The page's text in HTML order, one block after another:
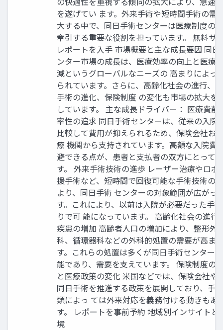
を遂げてい ます。外来手術や短時間手術の需
大する中で、同日手術センターは医療制度の
牽引する重要な役割を担っています。 無料サ
レポートを入手 市場概要と主な成長要因 同日
ンター市場の成長は、医療効率の向上と医療
減というグローバルなニーズの 高まりによっ
られています。さらに、高齢化社会の進行、
手術の進化、保険制度 の変化も市場の拡大を
しています。 主な成長ドライバー： 医療費削
率性の追求 同日手術センターは、従来の入院
比較して費用が抑えられるため、保険会社お
療 機関から支持されています。高額な入院費
避できる点が、患者と支払者の双方にとって
す。 外来手術技術の進歩 レーザー治療やロボ
援手術など、短時間で回復可能な手術技術の
より、同日手術 センターの対象範囲が広がっ
す。これにより、以前は入院が必要だった手
りで可 能になっています。 高齢化社会の進行
疾患の増加 高齢者人口の増加により、整形外
科、循環器科などの外科的処置の需要が高ま
す。これらの処置は多くが同日手術センター
能であり、需要を支えています。 保険制度の
と医療政策の変化 米国などでは、保険会社や
同日手術を推進する政策を展開しており、手
類によっ ては外来対応を義務付ける動きもあ
す。 レポートを事前予約 地域別インサイトと
境